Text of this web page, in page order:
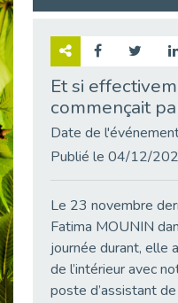
Publié le 21/05/2026
Et si
commençait
Date de
Publié le 04/12/
Le 23 novembre
Fatima MOUNIN
journée durant, elle
de l’intérieur avec
poste d’assistant